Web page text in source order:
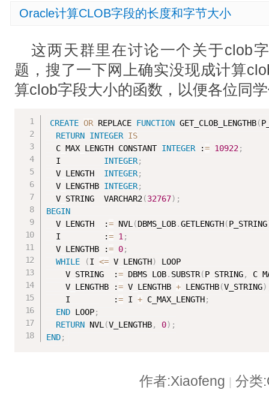
Oracle计算CLOB字段的长度和字节大小
这两天群里在讨论一个关于clob
题，搜了一下网上确实没现成计算
算clob字段大小的函数，以便各位同
CREATE OR REPLACE FUNCTION GET_CLOB_LENGTHB(
RETURN INTEGER IS
  C_MAX_LENGTH CONSTANT
INTEGER := 10922;
  I
INTEGER;
  V_LENGTH
INTEGER;
  V_LENGTHB
INTEGER;
  V_STRING  VARCHAR2
(32767) ;
BEGIN
  V_LENGTH  :
= NVL (DBMS_LOB.GETLENGTH(P_STRING
  I         :
= 1 ;
  V_LENGTHB :
= 0;
WHILE
(I <= V_LENGTH)
LOOP
    V_STRING  :
= DBMS_LOB. SUBSTR(P_STRING,
    V_LENGTHB :
= V_LENGTHB + LENGTHB(V_STRING)
    I         :
= I + C_MAX_LENGTH;
END LOOP;
RETURN NVL (V_LENGTHB, 0) ;
END;
作者:Xiaofeng 分类